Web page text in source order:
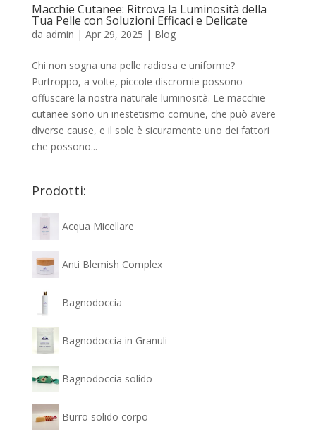
Macchie Cutanee: Ritrova la Luminosità della
Tua Pelle con Soluzioni Efficaci e Delicate
da admin | Apr 29, 2025 | Blog
Chi non sogna una pelle radiosa e uniforme?
Purtroppo, a volte, piccole discromie possono
offuscare la nostra naturale luminosità. Le macchie
cutanee sono un inestetismo comune, che può avere
diverse cause, e il sole è sicuramente uno dei fattori
che possono...
Prodotti:
Acqua Micellare
Anti Blemish Complex
Bagnodoccia
Bagnodoccia in Granuli
Bagnodoccia solido
Burro solido corpo